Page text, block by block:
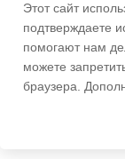
Этот сайт
подтверждаете
помогают нам
можете
браузера.